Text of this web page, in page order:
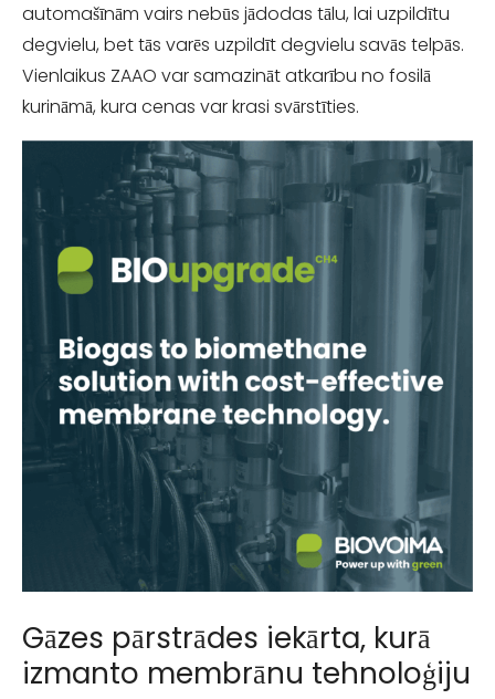
automašīnām vairs nebūs jādodas tālu, lai uzpildītu
degvielu, bet tās varēs uzpildīt degvielu savās telpās.
Vienlaikus ZAAO var samazināt atkarību no fosilā
kurināmā, kura cenas var krasi svārstīties.
Gāzes pārstrādes iekārta, kurā
izmanto membrānu tehnoloģiju